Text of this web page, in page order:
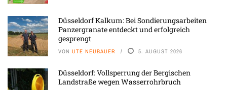
Düsseldorf Kalkum: Bei Sondierungsarbeiten
Panzergranate entdeckt und erfolgreich
gesprengt
VON UTE NEUBAUER 5. AUGUST 2026
Düsseldorf: Vollsperrung der Bergischen
Landstraße wegen Wasserrohrbruch